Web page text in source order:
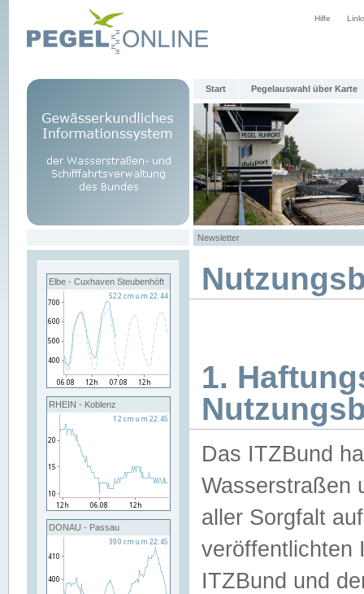
Hilfe
Start Pegelauswahl über Karte
Newsletter
Elbe - Cuxhaven Steubenhöft
RHEIN - Koblenz
DONAU - Passau
1.
Das ITZBund
Wasserstraßen
aller Sorgfalt
veröffentlichten
ITZBund und